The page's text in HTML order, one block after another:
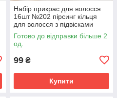
Набір прикрас для волосся
16шт №202 пірсинг кільця
для волосся з підвісками
Готово до відправки більше 2
од.
99 ₴
Купити